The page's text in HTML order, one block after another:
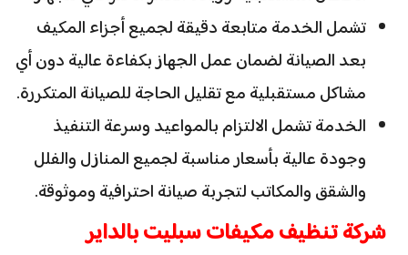
تشمل الخدمة متابعة دقيقة لجميع أجزاء المكيف
بعد الصيانة لضمان عمل الجهاز بكفاءة عالية دون أي
مشاكل مستقبلية مع تقليل الحاجة للصيانة المتكررة.
الخدمة تشمل الالتزام بالمواعيد وسرعة التنفيذ
وجودة عالية بأسعار مناسبة لجميع المنازل والفلل
والشقق والمكاتب لتجربة صيانة احترافية وموثوقة.
شركة تنظيف مكيفات سبليت بالداير